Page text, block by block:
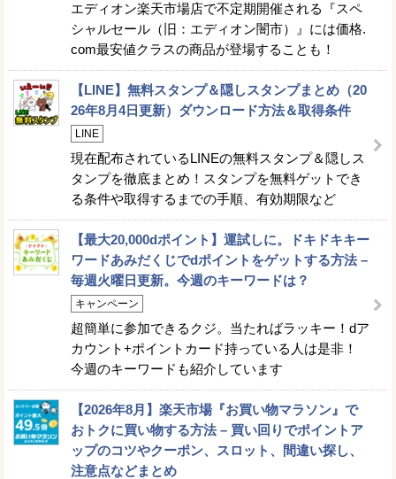
エディオン楽天市場店で不定期開催される『スペ
シャルセール（旧：エディオン闇市）』には価格.
com最安値クラスの商品が登場することも！
【LINE】無料スタンプ＆隠しスタンプまとめ（20
26年8月4日更新）ダウンロード方法＆取得条件
LINE
現在配布されているLINEの無料スタンプ＆隠しス
タンプを徹底まとめ！スタンプを無料ゲットでき
る条件や取得するまでの手順、有効期限など
【最大20,000dポイント】運試しに。ドキドキキー
ワードあみだくじでdポイントをゲットする方法 –
毎週火曜日更新。今週のキーワードは？
キャンペーン
超簡単に参加できるクジ。当たればラッキー！dア
カウント+ポイントカード持っている人は是非！
今週のキーワードも紹介しています
【2026年8月】楽天市場『お買い物マラソン』で
おトクに買い物する方法 – 買い回りでポイントア
ップのコツやクーポン、スロット、間違い探し、
注意点などまとめ